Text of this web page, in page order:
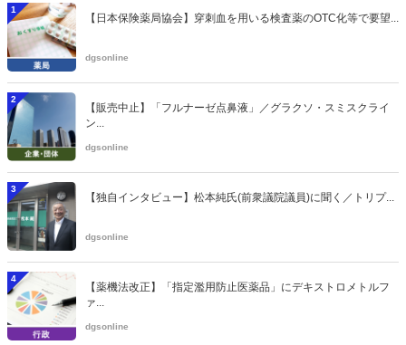
1
【日本保険薬局協会】穿刺血を用いる検査薬のOTC化等で要望...
dgsonline
2
【販売中止】「フルナーゼ点鼻液」／グラクソ・スミスクライ
ン...
dgsonline
3
【独自インタビュー】松本純氏(前衆議院議員)に聞く／トリプ...
dgsonline
4
【薬機法改正】「指定濫用防止医薬品」にデキストロメトルフ
ァ...
dgsonline